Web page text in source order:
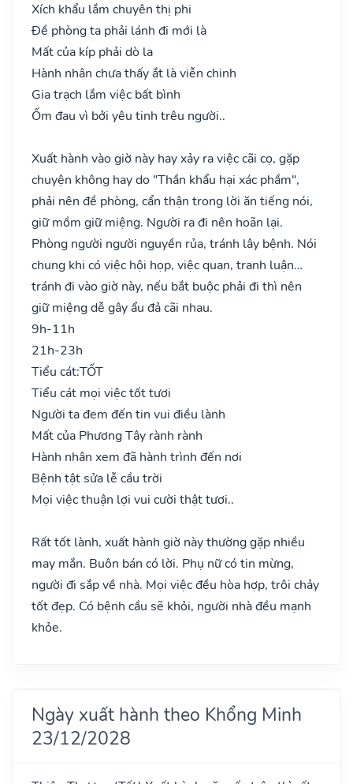
Xích khẩu lắm chuyên thị phi
Đề phòng ta phải lánh đi mới là
Mất của kíp phải dò la
Hành nhân chưa thấy ắt là viễn chinh
Gia trạch lắm việc bất bình
Ốm đau vì bởi yêu tinh trêu người..
Xuất hành vào giờ này hay xảy ra việc cãi cọ, gặp
chuyện không hay do "Thần khẩu hại xác phầm",
phải nên đề phòng, cẩn thận trong lời ăn tiếng nói,
giữ mồm giữ miệng. Người ra đi nên hoãn lại.
Phòng người người nguyền rủa, tránh lây bệnh. Nói
chung khi có việc hội họp, việc quan, tranh luận…
tránh đi vào giờ này, nếu bắt buộc phải đi thì nên
giữ miệng dễ gây ẩu đả cãi nhau.
9h-11h
21h-23h
Tiểu cát:TỐT
Tiểu cát mọi việc tốt tươi
Người ta đem đến tin vui điều lành
Mất của Phương Tây rành rành
Hành nhân xem đã hành trình đến nơi
Bệnh tật sửa lễ cầu trời
Mọi việc thuận lợi vui cười thật tươi..
Rất tốt lành, xuất hành giờ này thường gặp nhiều
may mắn. Buôn bán có lời. Phụ nữ có tin mừng,
người đi sắp về nhà. Mọi việc đều hòa hợp, trôi chảy
tốt đẹp. Có bệnh cầu sẽ khỏi, người nhà đều mạnh
khỏe.
Ngày xuất hành theo Khổng Minh
23/12/2028